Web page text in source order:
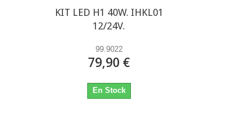
KIT LED H1 40W. IHKL01
12/24V.
99.9022
79,90 €
En Stock